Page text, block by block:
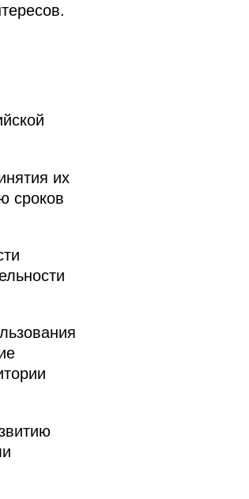
их
сроков